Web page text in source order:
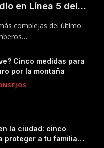
en Línea 5 del
complejas del último
Cinco medidas para
por la montaña
la ciudad: cinco
proteger a tu familia